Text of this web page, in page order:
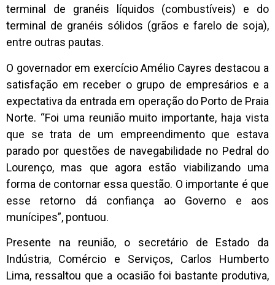
terminal de granéis líquidos (combustíveis) e do
terminal de granéis sólidos (grãos e farelo de soja),
entre outras pautas.
O governador em exercício Amélio Cayres destacou a
satisfação em receber o grupo de empresários e a
expectativa da entrada em operação do Porto de Praia
Norte. “Foi uma reunião muito importante, haja vista
que se trata de um empreendimento que estava
parado por questões de navegabilidade no Pedral do
Lourenço, mas que agora estão viabilizando uma
forma de contornar essa questão. O importante é que
esse retorno dá confiança ao Governo e aos
munícipes”, pontuou.
Presente na reunião, o secretário de Estado da
Indústria, Comércio e Serviços, Carlos Humberto
Lima, ressaltou que a ocasião foi bastante produtiva,